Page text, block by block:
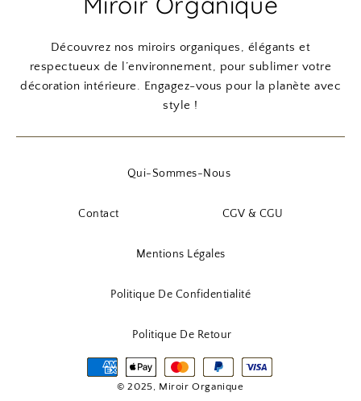
Découvrez nos miroirs organiques, élégants et
respectueux de l’environnement, pour sublimer votre
décoration intérieure. Engagez-vous pour la planète avec
style !
Qui-Sommes-Nous
Contact CGV & CGU
Mentions Légales
Politique De Confidentialité
Politique De Retour
© 2025, Miroir Organique